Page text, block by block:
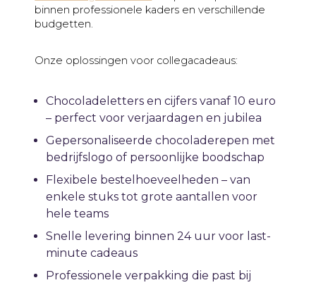
binnen professionele kaders en verschillende
budgetten.
Onze oplossingen voor collegacadeaus:
Chocoladeletters en cijfers vanaf 10 euro
– perfect voor verjaardagen en jubilea
Gepersonaliseerde chocoladerepen met
bedrijfslogo of persoonlijke boodschap
Flexibele bestelhoeveelheden – van
enkele stuks tot grote aantallen voor
hele teams
Snelle levering binnen 24 uur voor last-
minute cadeaus
Professionele verpakking die past bij